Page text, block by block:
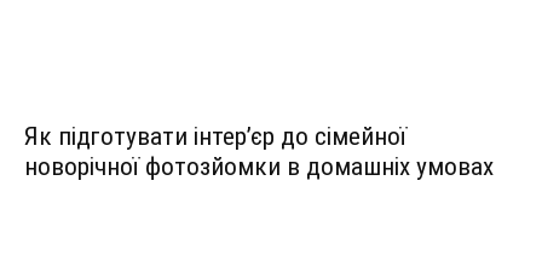
Як підготувати інтер’єр до сімейної
новорічної фотозйомки в домашніх умовах